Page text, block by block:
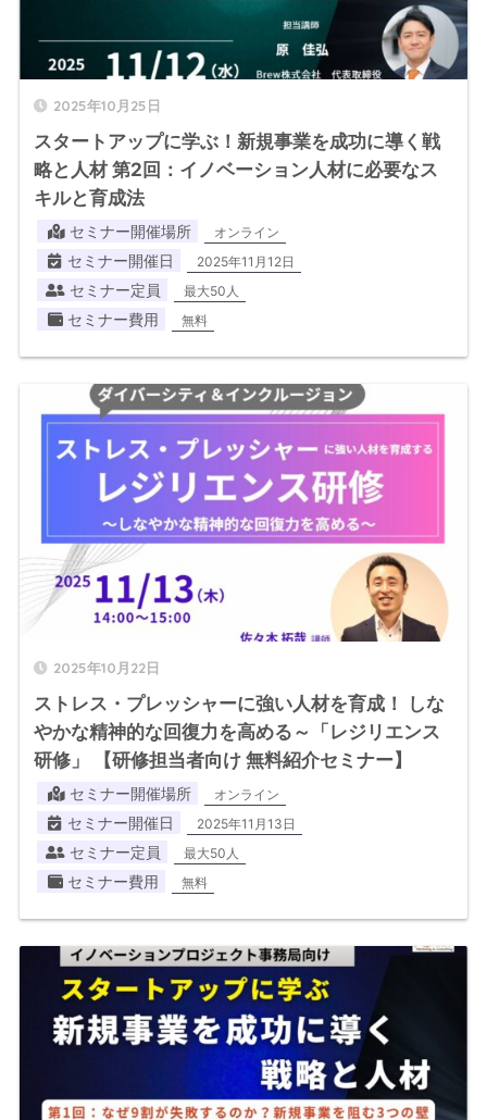
2025年10月25日
スタートアップに学ぶ！新規事業を成功に導く戦
略と人材 第2回：イノベーション人材に必要なス
キルと育成法
セミナー開催場所 オンライン
セミナー開催日 2025年11月12日
セミナー定員 最大50人
セミナー費用 無料
2025年10月22日
ストレス・プレッシャーに強い人材を育成！ しな
やかな精神的な回復力を高める～「レジリエンス
研修」 【研修担当者向け 無料紹介セミナー】
セミナー開催場所 オンライン
セミナー開催日 2025年11月13日
セミナー定員 最大50人
セミナー費用 無料